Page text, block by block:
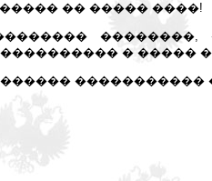
�� ����� ����!
� �����